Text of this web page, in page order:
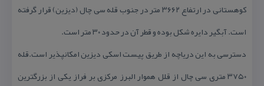
كوهستانی در ارتفاع ۳۶۶۲ متر در جنوب قله سی چال (دیزین) قرار گرفته
است. آبگیر دایره شكل بوده و قطر آن در حدود ۳۰ متر است.
دسترسی به این دریاچه از طریق پیست اسكی دیزین امكانپذیر است.قله
۳۷۵۰ متری سی چال از قلل هموار البرز مركزی بر فراز یكی از بزرگترین